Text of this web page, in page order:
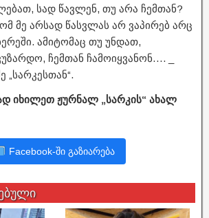
სად წავლენ, თუ არა ჩემთან?
მე არსად წასვლას არ ვაპირებ არც
ამიტომაც თუ უნდათ,
ჩემთან ჩამოიყვანონ…. _
„სარკესთან“.
იხილეთ ჟურნალ „სარკის“ ახალ
Facebook-ში გაზიარება